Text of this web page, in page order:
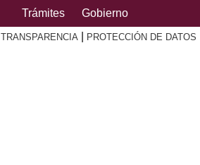
Trámites Gobierno
TRANSPARENCIA PROTECCIÓN DE DATOS